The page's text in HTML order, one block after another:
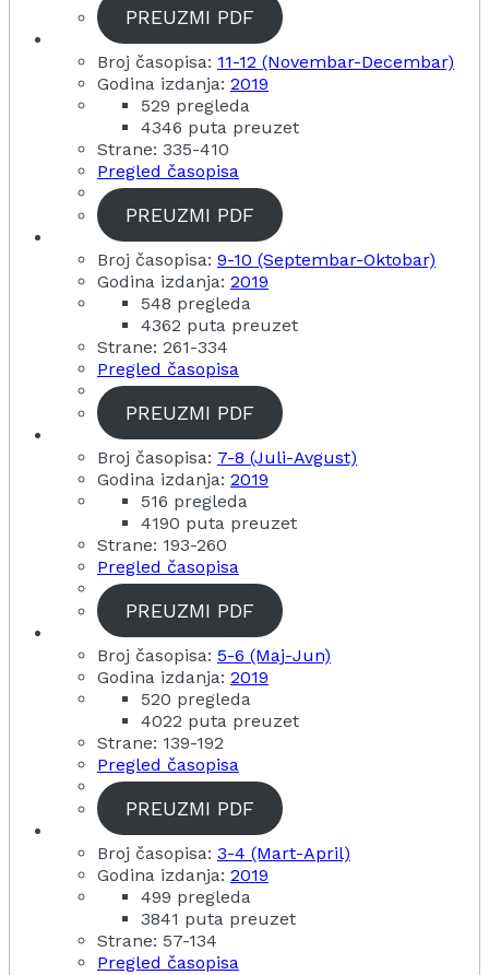
PREUZMI PDF
Broj časopisa: 11-12 (Novembar-Decembar)
Godina izdanja: 2019
529 pregleda
4346 puta preuzet
Strane: 335-410
Pregled časopisa
PREUZMI PDF
Broj časopisa: 9-10 (Septembar-Oktobar)
Godina izdanja: 2019
548 pregleda
4362 puta preuzet
Strane: 261-334
Pregled časopisa
PREUZMI PDF
Broj časopisa: 7-8 (Juli-Avgust)
Godina izdanja: 2019
516 pregleda
4190 puta preuzet
Strane: 193-260
Pregled časopisa
PREUZMI PDF
Broj časopisa: 5-6 (Maj-Jun)
Godina izdanja: 2019
520 pregleda
4022 puta preuzet
Strane: 139-192
Pregled časopisa
PREUZMI PDF
Broj časopisa: 3-4 (Mart-April)
Godina izdanja: 2019
499 pregleda
3841 puta preuzet
Strane: 57-134
Pregled časopisa